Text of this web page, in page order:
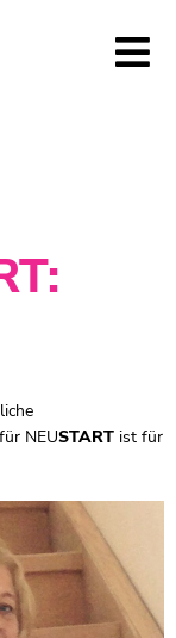
NEUSTART ist für